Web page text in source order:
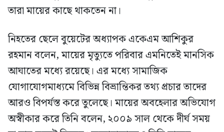
তারা মায়ের কাছে থাকতেন না।
নিহতের ছেলে বুয়েটের অধ্যাপক একেএম আশিকুর
রহমান বলেন, মায়ের মৃত্যুতে পরিবার এমনিতেই মানসিক
আঘাতের মধ্যে রয়েছে। এর মধ্যে সামাজিক
যোগাযোগমাধ্যমে বিভিন্ন বিভ্রান্তিকর তথ্য প্রচার তাদের
আরও বিপর্যস্ত করে তুলেছে। মায়ের অবহেলার অভিযোগ
অস্বীকার করে তিনি বলেন, ২০০৯ সাল থেকে দীর্ঘ সময়